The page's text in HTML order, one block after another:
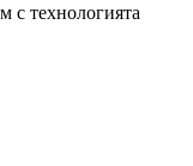
с технологията